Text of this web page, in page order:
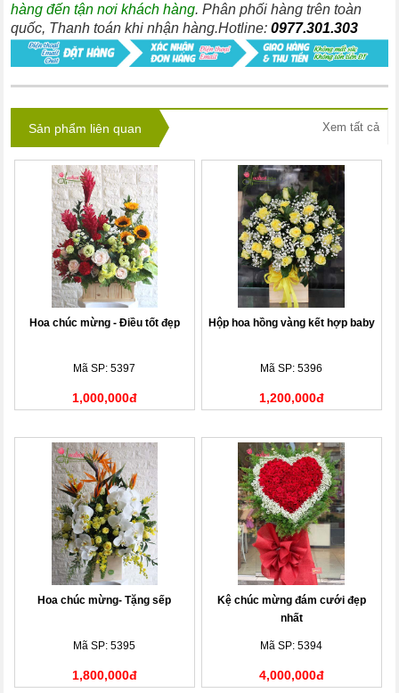
hàng đến tận nơi khách hàng. Phân phối hàng trên toàn
quốc, Thanh toán khi nhận hàng.Hotline:0977.301.303
Sản phẩm liên quan Xem tất cả
Hoa chúc mừng - Điều tốt đẹp
Mã SP: 5397
1,000,000đ
Hộp hoa hồng vàng kết hợp baby
Mã SP: 5396
1,200,000đ
Hoa chúc mừng- Tặng sếp
Mã SP: 5395
1,800,000đ
Kệ chúc mừng đám cưới đẹp
nhất
Mã SP: 5394
4,000,000đ